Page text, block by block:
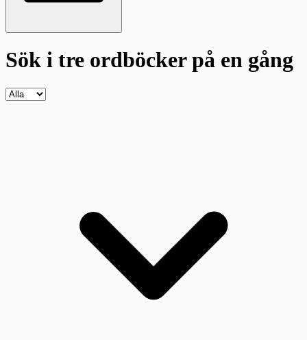
Sök i tre ordböckerpå en gång